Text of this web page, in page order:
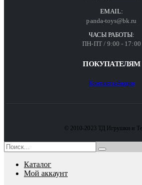
EMAIL:
panda-toys@bk.ru
ЧАСЫ РАБОТЫ:
ПН-ПТ / 9:00 - 17:00
ПОКУПАТЕЛЯМ
КонтактыАкции
© 2010-2023 ТД Игрушки и
Каталог
Мой аккаунт